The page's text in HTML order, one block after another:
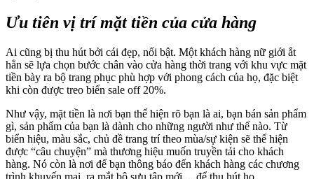
Ưu tiên vị trí mặt tiền của cửa hàng
Ai cũng bị thu hút bởi cái đẹp, nổi bật. Một khách hàng nữ giới ắt
hẳn sẽ lựa chọn bước chân vào cửa hàng thời trang với khu vực mặt
tiền bày ra bộ trang phục phù hợp với phong cách của họ, đặc biệt
khi còn được treo biển sale off 20%.
Như vậy, mặt tiền là nơi bạn thể hiện rõ bạn là ai, bạn bán sản phẩm
gì, sản phẩm của bạn là dành cho những người như thế nào. Từ
biển hiệu, màu sắc, chủ đề trang trí theo mùa/sự kiện sẽ thể hiện
được “câu chuyện” mà thương hiệu muốn truyền tải cho khách
hàng. Nó còn là nơi để bạn thông báo đến khách hàng các chương